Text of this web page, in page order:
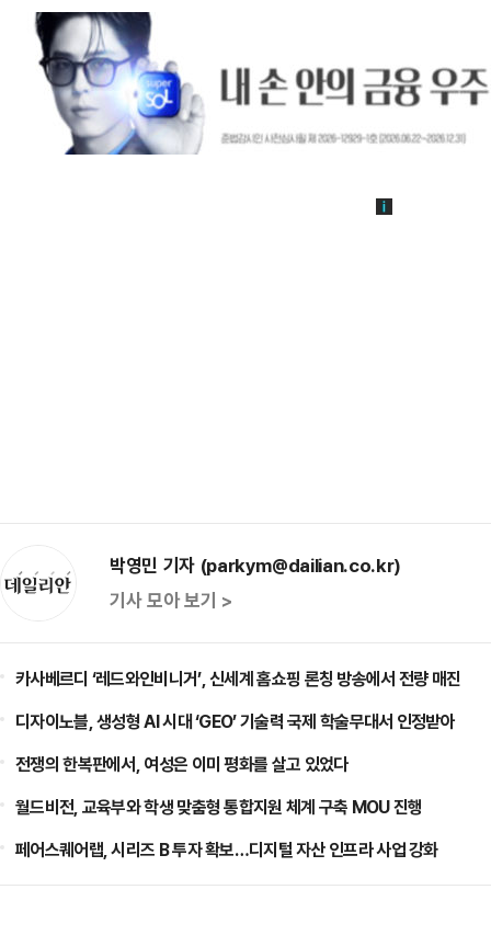
박영민 기자 (parkym@dailian.co.kr)
기사 모아 보기 >
카사베르디 ‘레드와인비니거’, 신세계 홈쇼핑 론칭 방송에서 전량 매진
디자이노블, 생성형 AI 시대 ‘GEO’ 기술력 국제 학술무대서 인정받아
전쟁의 한복판에서, 여성은 이미 평화를 살고 있었다
월드비전, 교육부와 학생 맞춤형 통합지원 체계 구축 MOU 진행
페어스퀘어랩, 시리즈 B 투자 확보…디지털 자산 인프라 사업 강화